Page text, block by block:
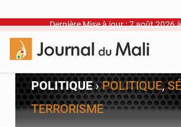
Dernière Mise à jour : 7 août 2026
POLITIQUE›POLITIQUE,
TERRORISME